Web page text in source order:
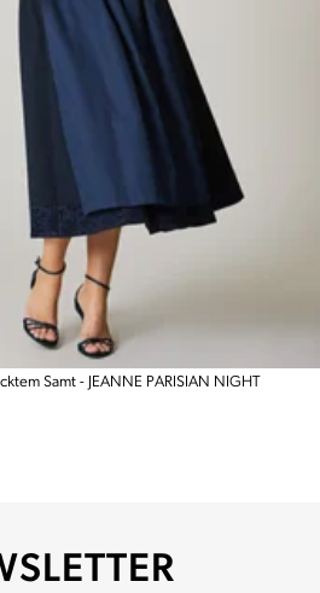
Samt - JEANNE PARISIAN NIGHT